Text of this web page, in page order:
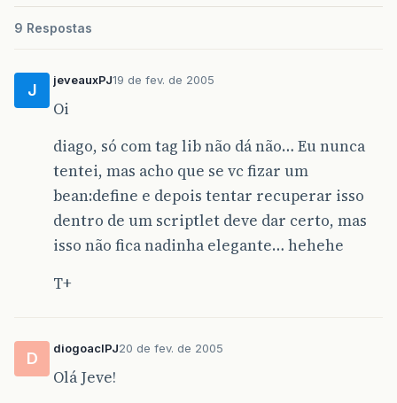
9 Respostas
J
jeveauxPJ19 de fev. de 2005
Oi
diago, só com tag lib não dá não… Eu nunca
tentei, mas acho que se vc fizar um
bean:define e depois tentar recuperar isso
dentro de um scriptlet deve dar certo, mas
isso não fica nadinha elegante… hehehe
T+
D
diogoaclPJ20 de fev. de 2005
Olá Jeve!